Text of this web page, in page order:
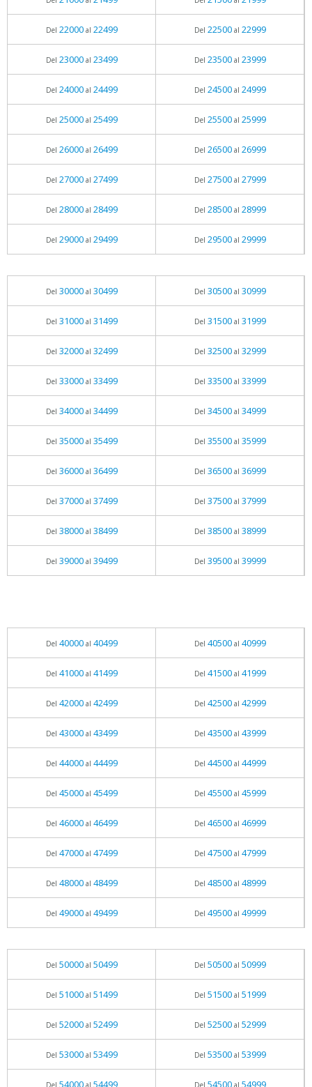
Del 22000al 22499 Del 22500al 22999
Del 23000al 23499 Del 23500al 23999
Del 24000al 24499 Del 24500al 24999
Del 25000al 25499 Del 25500al 25999
Del 26000al 26499 Del 26500al 26999
Del 27000al 27499 Del 27500al 27999
Del 28000al 28499 Del 28500al 28999
Del 29000al 29499 Del 29500al 29999
Del 30000al 30499 Del 30500al 30999
Del 31000al 31499 Del 31500al 31999
Del 32000al 32499 Del 32500al 32999
Del 33000al 33499 Del 33500al 33999
Del 34000al 34499 Del 34500al 34999
Del 35000al 35499 Del 35500al 35999
Del 36000al 36499 Del 36500al 36999
Del 37000al 37499 Del 37500al 37999
Del 38000al 38499 Del 38500al 38999
Del 39000al 39499 Del 39500al 39999
Del 40000al 40499 Del 40500al 40999
Del 41000al 41499 Del 41500al 41999
Del 42000al 42499 Del 42500al 42999
Del 43000al 43499 Del 43500al 43999
Del 44000al 44499 Del 44500al 44999
Del 45000al 45499 Del 45500al 45999
Del 46000al 46499 Del 46500al 46999
Del 47000al 47499 Del 47500al 47999
Del 48000al 48499 Del 48500al 48999
Del 49000al 49499 Del 49500al 49999
Del 50000al 50499 Del 50500al 50999
Del 51000al 51499 Del 51500al 51999
Del 52000al 52499 Del 52500al 52999
Del 53000al 53499 Del 53500al 53999
Del 54000al 54499 Del 54500al 54999